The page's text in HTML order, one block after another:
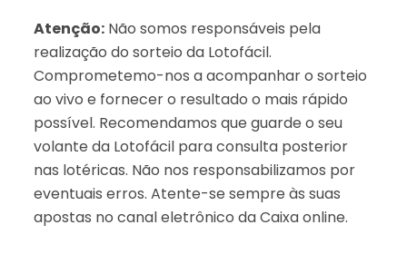
Atenção:Não somos responsáveis pela
realização do sorteio da Lotofácil.
Comprometemo-nos a acompanhar o sorteio
ao vivo e fornecer o resultado o mais rápido
possível. Recomendamos que guarde o seu
volante da Lotofácil para consulta posterior
nas lotéricas. Não nos responsabilizamos por
eventuais erros. Atente-se sempre às suas
apostas no canal eletrônico da Caixa online.